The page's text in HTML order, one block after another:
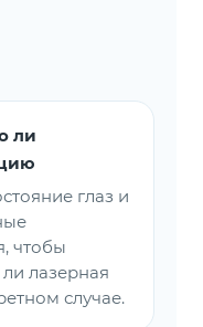
ли
глаз и
чтобы
лазерная
случае.